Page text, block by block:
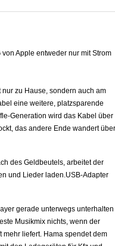
Apple entweder nur mit Strom
zu Hause, sondern auch am
eine weitere, platzsparende
Generation wird das Kabel über
das andere Ende wandert über
des Geldbeutels, arbeitet der
und Lieder laden.USB-Adapter
gerade unterwegs unterhalten
Musikmix nichts, wenn der
mehr liefert. Hama spendet dem